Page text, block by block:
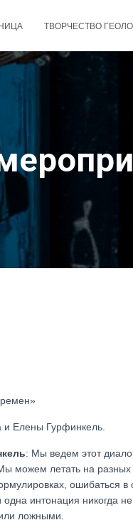
ТВОРЧЕСТВО
и Елены Гурфинкель.
: Мы ведем этот
можем летать на разных
ошибаться
одна интонация никогда
ложными.